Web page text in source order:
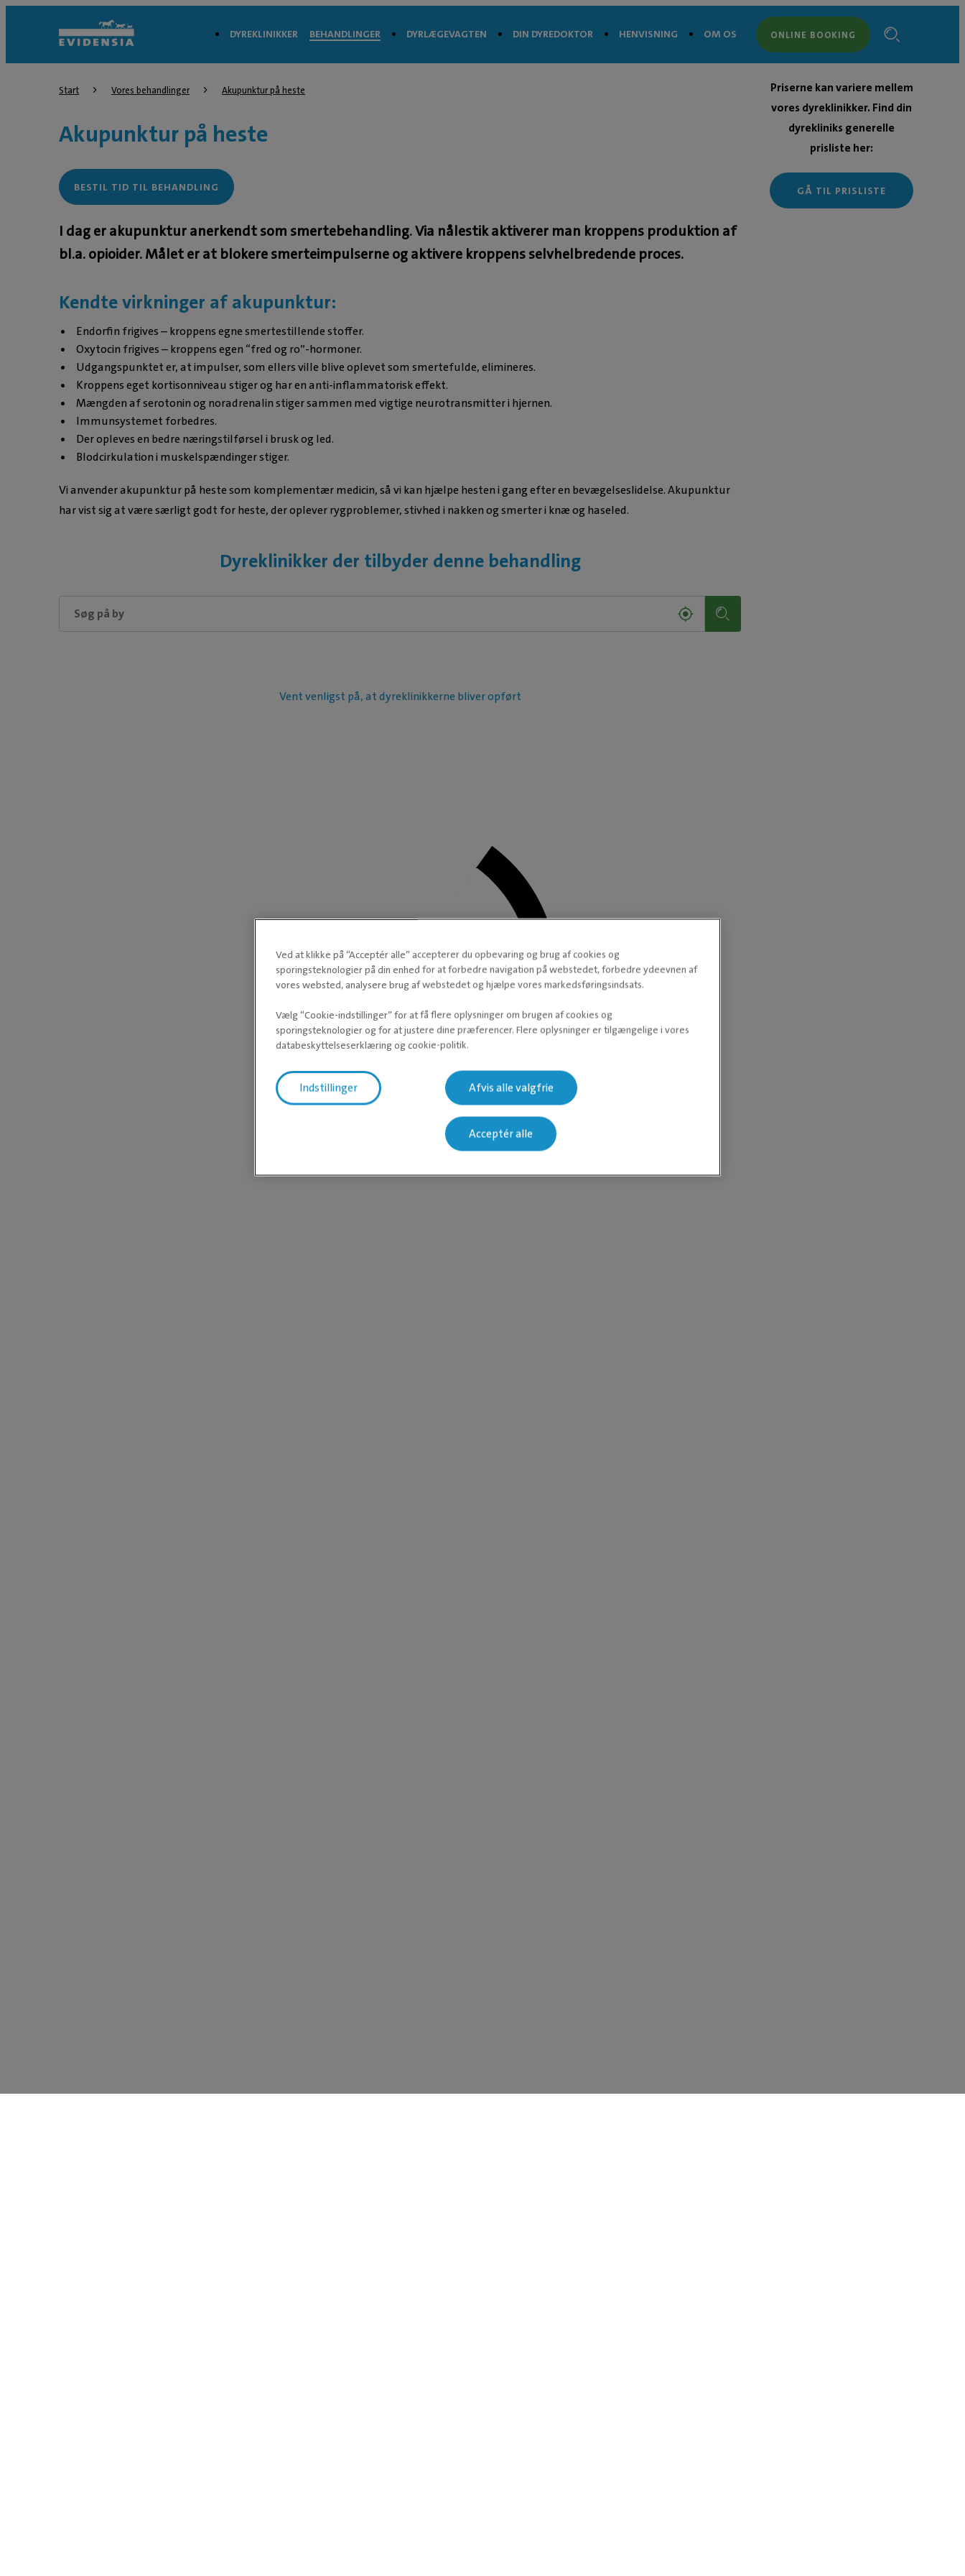
DYREKLINIKKER BEHANDLINGER DYRLÆGEVAGTEN DIN DYREDOKTOR HENVISNING OM OS ONLINE BOOKING
Start Vores behandlinger Akupunktur på heste
Akupunktur på heste
BESTIL TID TIL BEHANDLING
I dag er akupunktur anerkendt som smertebehandling. Via nålestik aktiverer man kroppens produktion af
bl.a. opioider. Målet er at blokere smerteimpulserne og aktivere kroppens selvhelbredende proces.
Kendte virkninger af akupunktur:
Endorfin frigives – kroppens egne smertestillende stoffer.
Oxytocin frigives – kroppens egen “fred og ro”-hormoner.
Udgangspunktet er, at impulser, som ellers ville blive oplevet som smertefulde, elimineres.
Kroppens eget kortisonniveau stiger og har en anti-inflammatorisk effekt.
Mængden af serotonin og noradrenalin stiger sammen med vigtige neurotransmitter i hjernen.
Immunsystemet forbedres.
Der opleves en bedre næringstilførsel i brusk og led.
Blodcirkulation i muskelspændinger stiger.
Vi anvender akupunktur på heste som komplementær medicin, så vi kan hjælpe hesten i gang efter en bevægelseslidelse. Akupunktur
har vist sig at være særligt godt for heste, der oplever rygproblemer, stivhed i nakken og smerter i knæ og haseled.
Dyreklinikker der tilbyder denne behandling
Vent venligst på, at dyreklinikkerne bliver opført
Priserne kan variere mellem
vores dyreklinikker. Find din
dyrekliniks generelle
prisliste her:
GÅ TIL PRISLISTE
Ved at klikke på “Acceptér alle” accepterer du opbevaring og brug af cookies og
sporingsteknologier på din enhed for at forbedre navigation på webstedet, forbedre ydeevnen af
vores websted, analysere brug af webstedet og hjælpe vores markedsføringsindsats.
Vælg “Cookie-indstillinger” for at få flere oplysninger om brugen af cookies og
sporingsteknologier og for at justere dine præferencer. Flere oplysninger er tilgængelige i vores
databeskyttelseserklæring og cookie-politik.
Indstillinger Afvis alle valgfrie
Acceptér alle